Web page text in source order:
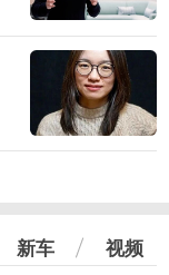
新车 视频